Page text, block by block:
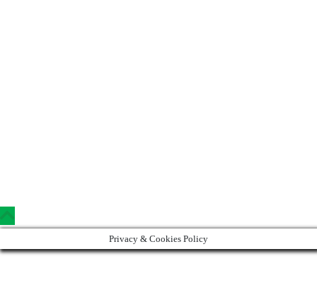
Privacy & Cookies Policy